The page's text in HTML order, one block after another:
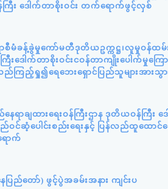
န်ကြီး ဒေါက်တာစိုးဝင်း တက်ရောက်ဖွင့်လှစ်
စီမံခန့်ခွဲမှုကော်မတီဒုတိယဥက္ကဋ္ဌ၊လူမှုဝန်ထ
န်ကြီးဒေါက်တာစိုးဝင်းငဝန်တာကျိုးပေါက်မှု
ည့်ရှု၍ရေဘေးရှောင်ပြည်သူများအားသွာ
ာချထားရေးဝန်ကြီးဌာန ဒုတိယဝန်ကြီး
ဝင်ဆံ့ပေါင်းစည်းရေးနှင့် ပြန်လည်ထူထော
ောက်
ြည်တော်) ဖွင့်ပွဲအခမ်းအနား ကျင်းပ